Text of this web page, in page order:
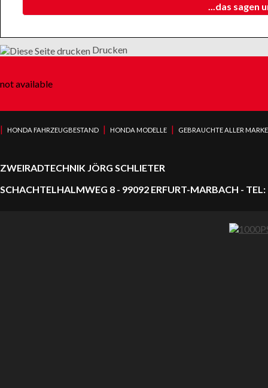
...das sagen
Drucken
not available
| HONDA FAHRZEUGBESTAND | HONDA MODELLE | GEBRAUCHTE ALLER
ZWEIRADTECHNIK JÖRG SCHLIETER
SCHACHTELHALMWEG 8 - 99092 ERFURT-MARBACH -